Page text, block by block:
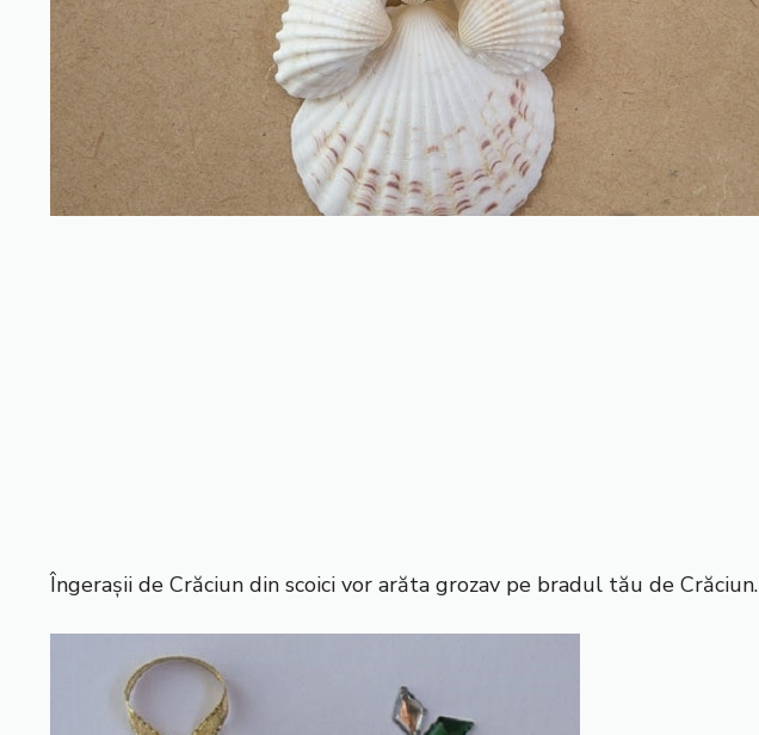
Îngerașii de Crăciun din scoici vor arăta grozav pe bradul tău de Crăciun.